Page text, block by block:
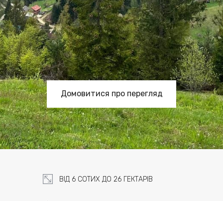
Домовитися про перегляд
ВІД 6 СОТИХ ДО 26 ГЕКТАРІВ